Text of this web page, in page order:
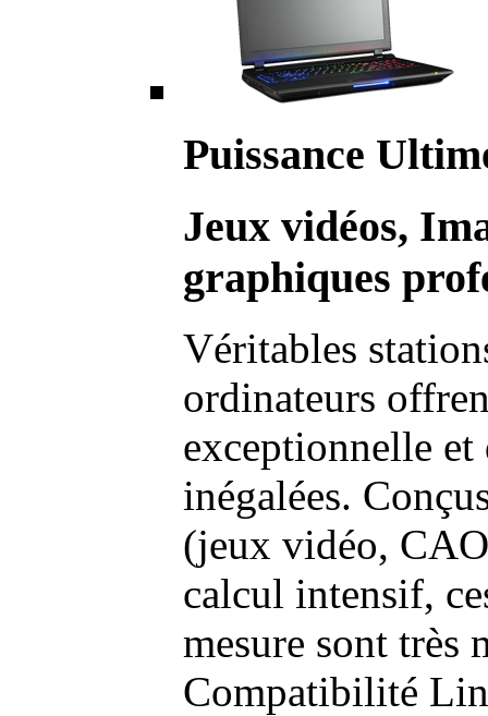
Puissance
Jeux vidéos,
graphiques
Véritables
ordinateurs
exceptionnelle et
inégalées.
(jeux vidéo,
calcul intensif,
mesure sont très
Compatibilité